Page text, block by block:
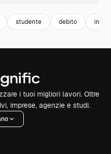
studente debito
i tuoi migliori lavori. Oltre
imprese, agenzie e studi.